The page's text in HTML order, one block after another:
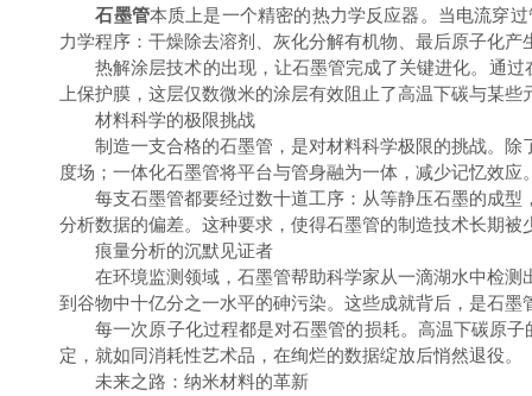
石墨管本质上是一个精密的热力学反应器。当电流穿
力学程序：干燥除去溶剂、灰化分解有机物、最后原子化
热解涂层技术的出现，让石墨管完成了关键进化。通过
上保护膜，这层仅数微米的涂层有效阻止了高温下碳与某
材料科学的极限挑战
制造一支合格的石墨管，是对材料科学极限的挑战。除
度场；一体化石墨管将平台与管身融为一体，减少记忆效应
每支石墨管都要经过数十道工序：从等静压石墨的成型
分析数据的偏差。这种要求，使得石墨管的制造技术长期被
痕量分析的沉默见证者
在环境监测领域，石墨管帮助科学家从一滴湖水中检测
到谷物中十亿分之一水平的砷污染。这些成就背后，是石墨
每一次原子化过程都是对石墨管的损耗。高温下碳原子
定，就如同消耗性艺术品，在绚烂的数据绽放后悄然退役。
未来之路：纳米材料的革新